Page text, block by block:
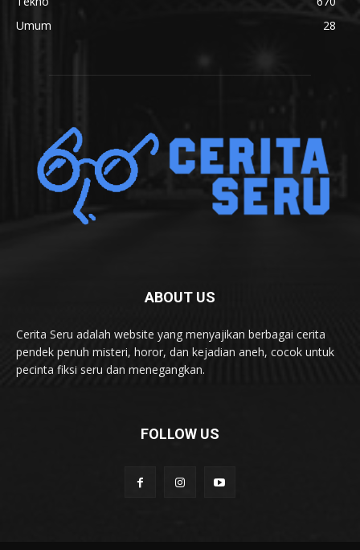
Umum
28
ABOUT US
Cerita Seru adalah website yang menyajikan berbagai cerita
pendek penuh misteri, horor, dan kejadian aneh, cocok untuk
pecinta fiksi seru dan menegangkan.
FOLLOW US